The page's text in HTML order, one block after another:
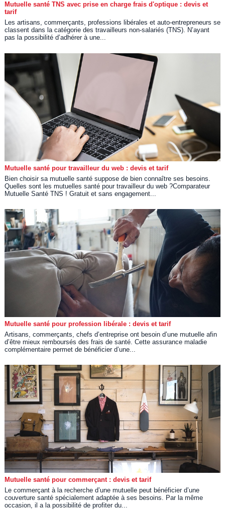
Mutuelle santé TNS avec prise en charge frais d'optique : devis et
tarif
Les artisans, commerçants, professions libérales et auto-entrepreneurs se
classent dans la catégorie des travailleurs non-salariés (TNS). N’ayant
pas la possibilité d’adhérer à une...
Mutuelle santé pour travailleur du web : devis et tarif
Bien choisir sa mutuelle santé suppose de bien connaître ses besoins.
Quelles sont les mutuelles santé pour travailleur du web ?Comparateur
Mutuelle Santé TNS ! Gratuit et sans engagement...
Mutuelle santé pour profession libérale : devis et tarif
Artisans, commerçants, chefs d’entreprise ont besoin d’une mutuelle afin
d’être mieux remboursés des frais de santé. Cette assurance maladie
complémentaire permet de bénéficier d’une...
Mutuelle santé pour commerçant : devis et tarif
Le commerçant à la recherche d’une mutuelle peut bénéficier d’une
couverture santé spécialement adaptée à ses besoins. Par la même
occasion, il a la possibilité de profiter du...